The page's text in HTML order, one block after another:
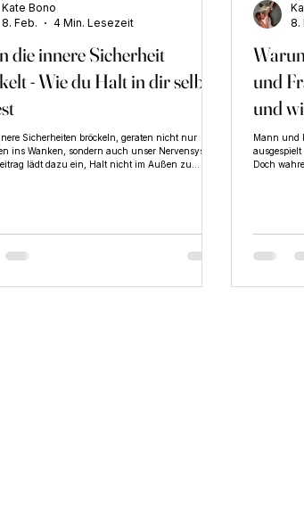
& Transformation Innere Prozesse & Wandel
Achtsamkeit & Leben Innere
die innere Sicherheit
- Wie du Halt in dir selbst
Sicherheiten bröckeln, geraten nicht nur
ins Wanken, sondern auch unser Nervensystem.
lädt dazu ein, Halt nicht im Außen zu
Kate Bono
8. Feb.
4 Min. Lesezeit
und
und
Mann und
Doch
8.